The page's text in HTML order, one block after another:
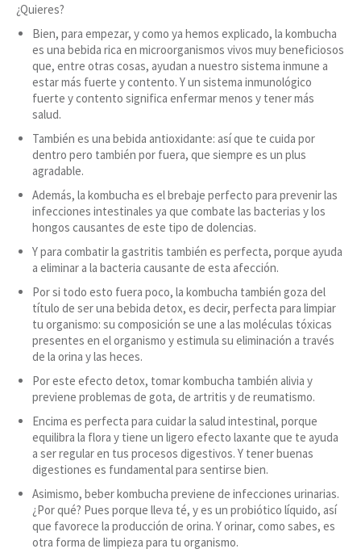
¿Quieres?
Bien, para empezar, y como ya hemos explicado, la kombucha
es una bebida rica en microorganismos vivos muy beneficiosos
que, entre otras cosas, ayudan a nuestro sistema inmune a
estar más fuerte y contento. Y un sistema inmunológico
fuerte y contento significa enfermar menos y tener más
salud.
También es una bebida antioxidante: así que te cuida por
dentro pero también por fuera, que siempre es un plus
agradable.
Además, la kombucha es el brebaje perfecto para prevenir las
infecciones intestinales ya que combate las bacterias y los
hongos causantes de este tipo de dolencias.
Y para combatir la gastritis también es perfecta, porque ayuda
a eliminar a la bacteria causante de esta afección.
Por si todo esto fuera poco, la kombucha también goza del
título de ser una bebida detox, es decir, perfecta para limpiar
tu organismo: su composición se une a las moléculas tóxicas
presentes en el organismo y estimula su eliminación a través
de la orina y las heces.
Por este efecto detox, tomar kombucha también alivia y
previene problemas de gota, de artritis y de reumatismo.
Encima es perfecta para cuidar la salud intestinal, porque
equilibra la flora y tiene un ligero efecto laxante que te ayuda
a ser regular en tus procesos digestivos. Y tener buenas
digestiones es fundamental para sentirse bien.
Asimismo, beber kombucha previene de infecciones urinarias.
¿Por qué? Pues porque lleva té, y es un probiótico líquido, así
que favorece la producción de orina. Y orinar, como sabes, es
otra forma de limpieza para tu organismo.